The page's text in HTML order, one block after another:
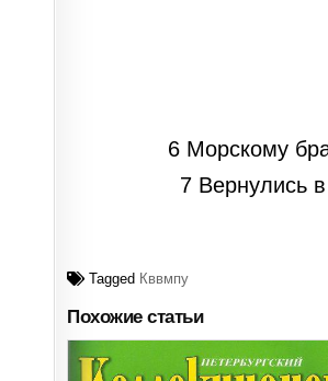
6 Морскому
7 Вернулись
Tagged Кввмпу
Похожие статьи